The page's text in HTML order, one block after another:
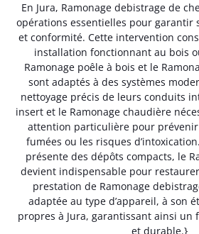
En Jura, Ramonage debistrage de
opérations essentielles pour garantir
et conformité. Cette intervention
installation fonctionnant au bois
Ramonage poêle à bois et le
sont adaptés à des systèmes
nettoyage précis de leurs conduits
insert et le Ramonage chaudière
attention particulière pour
fumées ou les risques
présente des dépôts compacts, le
devient indispensable pour
prestation de Ramonage
adaptée au type d’appareil, à son
propres à Jura, garantissant ainsi un
et durable.}